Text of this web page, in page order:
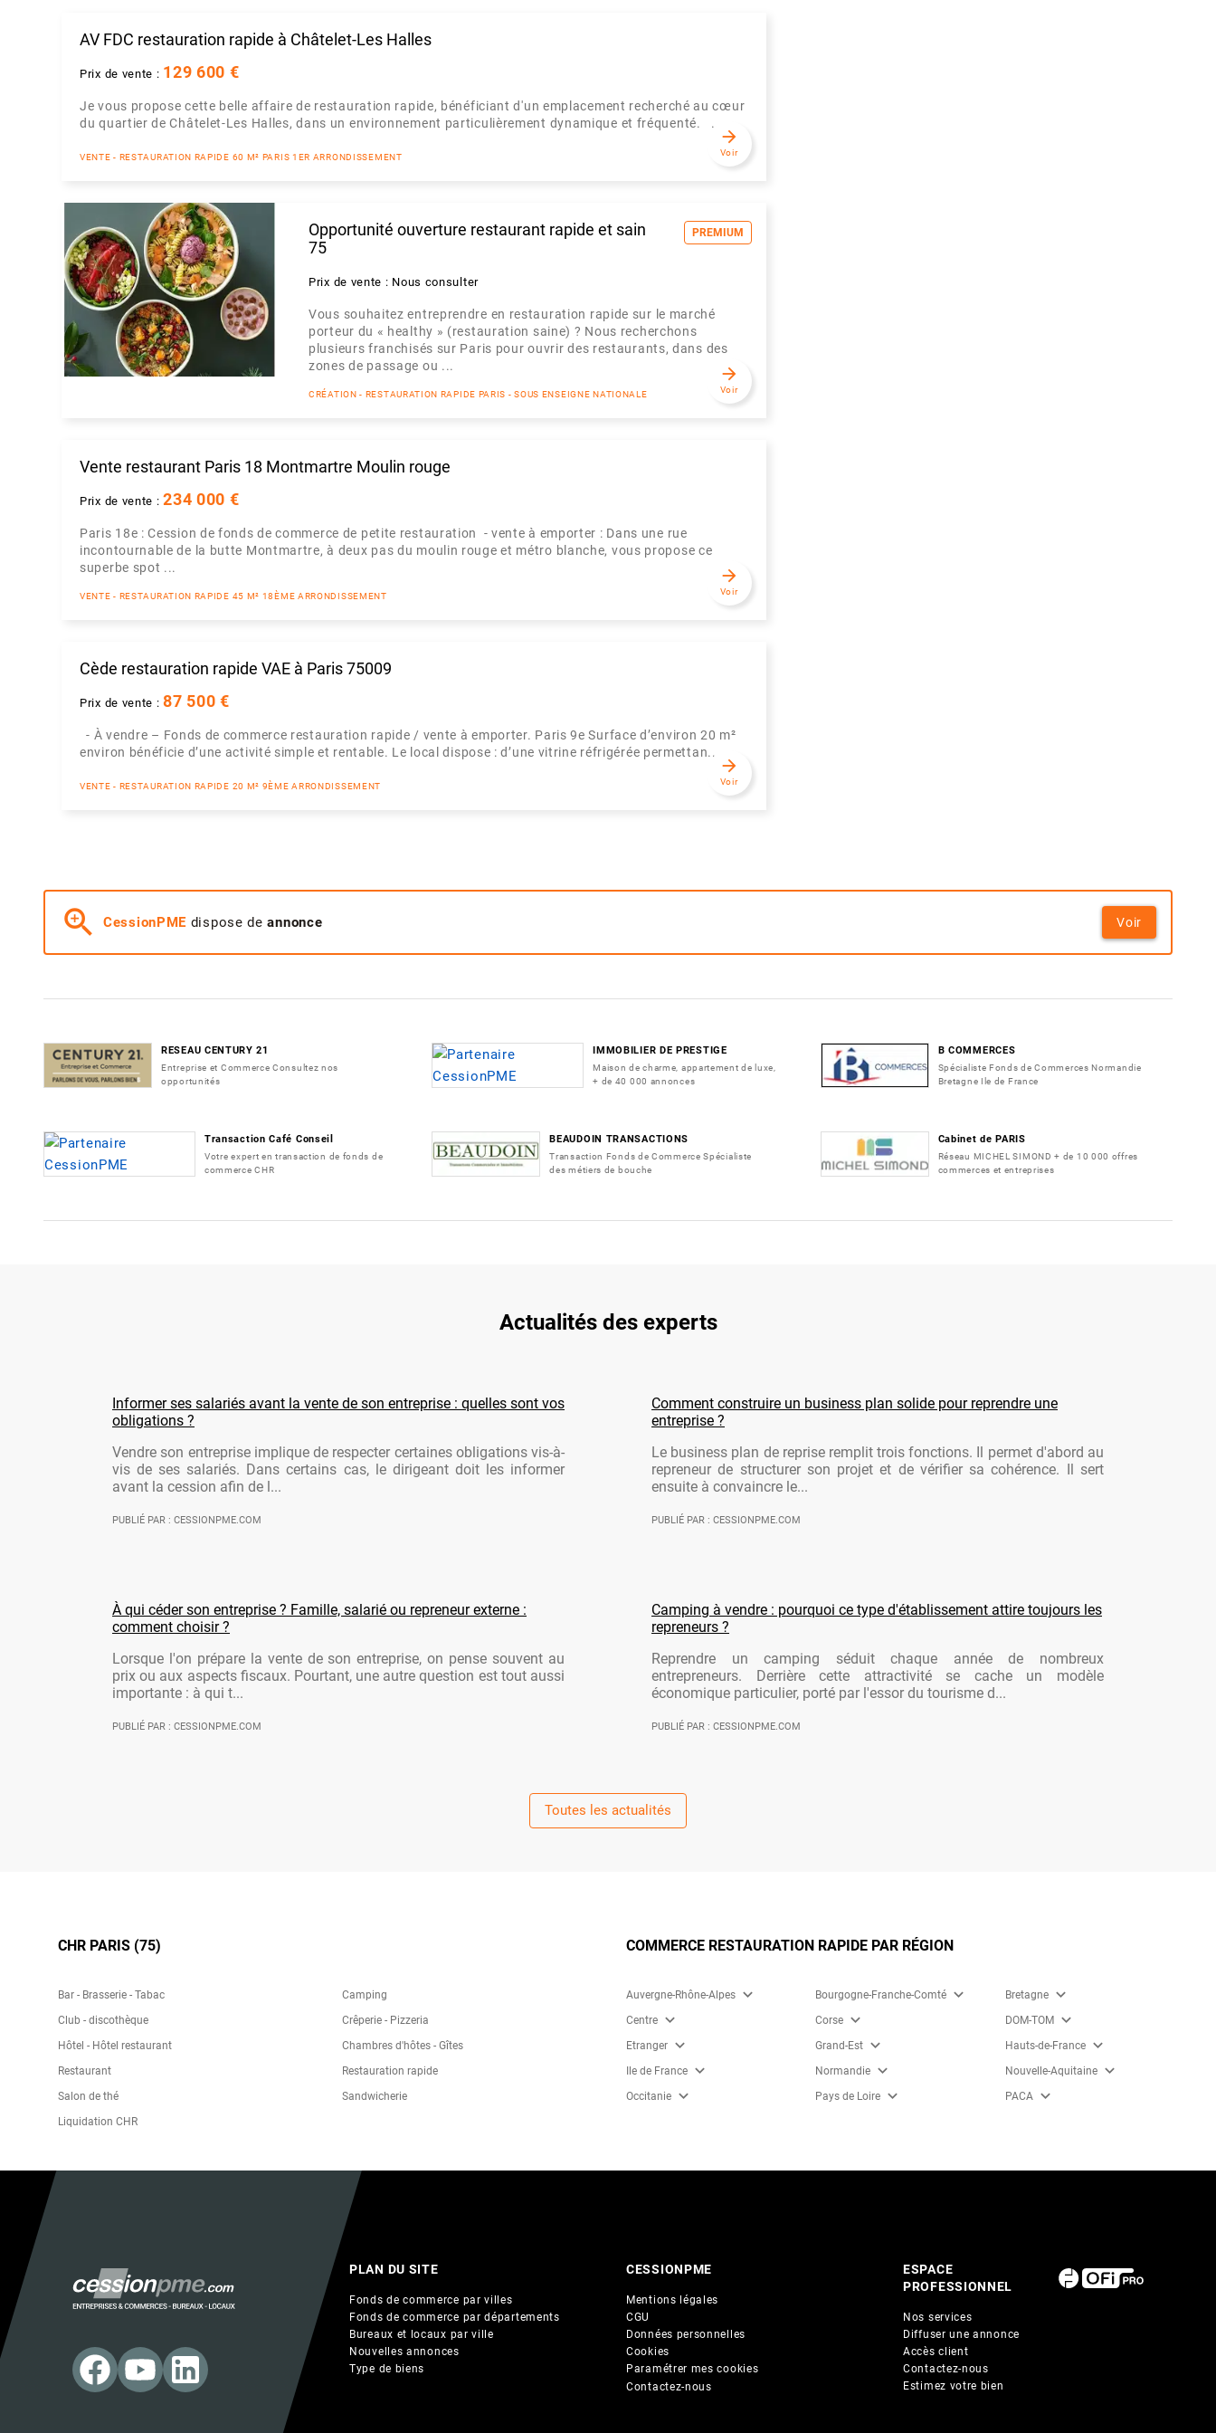
AV FDC restauration rapide à Châtelet-Les Halles
Prix de vente : 129 600 €
Je vous propose cette belle affaire de restauration rapide, bénéficiant d'un emplacement recherché au cœur
du quartier de Châtelet-Les Halles, dans un environnement particulièrement dynamique et fréquenté. ...
VENTE - RESTAURATION RAPIDE 60 M² PARIS 1ER ARRONDISSEMENT
arrow_forward
Voir
PREMIUM
Opportunité ouverture restaurant rapide et sain
75
Prix de vente : Nous consulter
Vous souhaitez entreprendre en restauration rapide sur le marché
porteur du « healthy » (restauration saine) ? Nous recherchons
plusieurs franchisés sur Paris pour ouvrir des restaurants, dans des
zones de passage ou ...
CRÉATION - RESTAURATION RAPIDE PARIS - SOUS ENSEIGNE NATIONALE
arrow_forward
Voir
Vente restaurant Paris 18 Montmartre Moulin rouge
Prix de vente :234 000 €
Paris 18e : Cession de fonds de commerce de petite restauration - vente à emporter : Dans une rue
incontournable de la butte Montmartre, à deux pas du moulin rouge et métro blanche, vous propose ce
superbe spot ...
VENTE - RESTAURATION RAPIDE 45 M² 18ÈME ARRONDISSEMENT
arrow_forward
Voir
Cède restauration rapide VAE à Paris 75009
Prix de vente :87 500 €
- À vendre – Fonds de commerce restauration rapide / vente à emporter. Paris 9e Surface d’environ 20 m²
environ bénéficie d’une activité simple et rentable. Le local dispose : d’une vitrine réfrigérée permettan...
VENTE - RESTAURATION RAPIDE 20 M² 9ÈME ARRONDISSEMENT
arrow_forward
Voir
zoom_in CessionPME dispose deannonce Voir
RESEAU CENTURY 21
Entreprise et Commerce Consultez nos
opportunités
IMMOBILIER DE PRESTIGE
Maison de charme, appartement de luxe,
+ de 40 000 annonces
B COMMERCES
Spécialiste Fonds de Commerces Normandie
Bretagne Ile de France
Transaction Café Conseil
Votre expert en transaction de fonds de
commerce CHR
BEAUDOIN TRANSACTIONS
Transaction Fonds de Commerce Spécialiste
des métiers de bouche
Cabinet de PARIS
Réseau MICHEL SIMOND + de 10 000 offres
commerces et entreprises
Actualités des experts
Informer ses salariés avant la vente de son entreprise : quelles sont vos
obligations ?
Vendre son entreprise implique de respecter certaines obligations vis-à-
vis de ses salariés. Dans certains cas, le dirigeant doit les informer
avant la cession afin de l...
PUBLIÉ PAR : CESSIONPME.COM
Comment construire un business plan solide pour reprendre une
entreprise ?
Le business plan de reprise remplit trois fonctions. Il permet d'abord au
repreneur de structurer son projet et de vérifier sa cohérence. Il sert
ensuite à convaincre le...
PUBLIÉ PAR : CESSIONPME.COM
À qui céder son entreprise ? Famille, salarié ou repreneur externe :
comment choisir ?
Lorsque l'on prépare la vente de son entreprise, on pense souvent au
prix ou aux aspects fiscaux. Pourtant, une autre question est tout aussi
importante : à qui t...
PUBLIÉ PAR : CESSIONPME.COM
Camping à vendre : pourquoi ce type d'établissement attire toujours les
repreneurs ?
Reprendre un camping séduit chaque année de nombreux
entrepreneurs. Derrière cette attractivité se cache un modèle
économique particulier, porté par l'essor du tourisme d...
PUBLIÉ PAR : CESSIONPME.COM
Toutes les actualités
CHR PARIS (75)
Bar - Brasserie - Tabac
Camping
Club - discothèque
Crêperie - Pizzeria
Hôtel - Hôtel restaurant
Chambres d'hôtes - Gîtes
Restaurant
Restauration rapide
Salon de thé
Sandwicherie
Liquidation CHR
COMMERCE RESTAURATION RAPIDE PAR RÉGION
Auvergne-Rhône-Alpes expand_more Bourgogne-Franche-Comté expand_more Bretagne expand_more
Centre expand_more Corse expand_more DOM-TOM expand_more
Etranger expand_more Grand-Est expand_more Hauts-de-France expand_more
Ile de France expand_more Normandie expand_more Nouvelle-Aquitaine expand_more
Occitanie expand_more Pays de Loire expand_more PACA expand_more
PLAN DU SITE
Fonds de commerce par villes
Fonds de commerce par départements
Bureaux et locaux par ville
Nouvelles annonces
Type de biens
CESSIONPME
Mentions légales
CGU
Données personnelles
Cookies
Paramétrer mes cookies
Contactez-nous
ESPACE
PROFESSIONNEL
Nos services
Diffuser une annonce
Accès client
Contactez-nous
Estimez votre bien